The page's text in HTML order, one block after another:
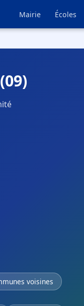
Mairie Écoles
voisines